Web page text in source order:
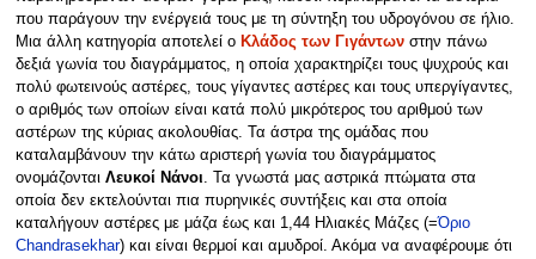
που παράγουν την ενέργειά τους με τη σύντηξη του υδρογόνου σε ήλιο.
Μια άλλη κατηγορία αποτελεί ο Κλάδος των Γιγάντωνστην πάνω
δεξιά γωνία του διαγράμματος, η οποία χαρακτηρίζει τους ψυχρούς και
πολύ φωτεινούς αστέρες, τους γίγαντες αστέρες και τους υπεργίγαντες,
ο αριθμός των οποίων είναι κατά πολύ μικρότερος του αριθμού των
αστέρων της κύριας ακολουθίας. Τα άστρα της ομάδας που
καταλαμβάνουν την κάτω αριστερή γωνία του διαγράμματος
ονομάζονται Λευκοί Νάνοι. Τα γνωστά μας αστρικά πτώματα στα
οποία δεν εκτελούνται πια πυρηνικές συντήξεις και στα οποία
καταλήγουν αστέρες με μάζα έως και 1,44 Ηλιακές Μάζες (=Όριο
Chandrasekhar) και είναι θερμοί και αμυδροί. Ακόμα να αναφέρουμε ότι